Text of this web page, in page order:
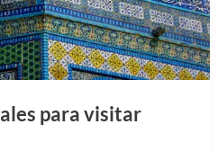
para visitar